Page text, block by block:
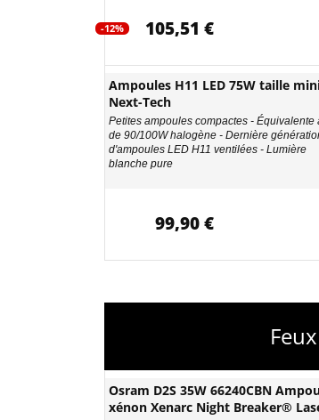
-12% 105,51 €
Ampoules H11 LED 75W taille
Next-Tech
Petites ampoules compactes - Équivalente
de 90/100W halogène - Dernière
d'ampoules LED H11 ventilées - Lumière
blanche pure
99,90 €
Osram D2S 35W 66240CBN
xénon Xenarc Night Breaker®